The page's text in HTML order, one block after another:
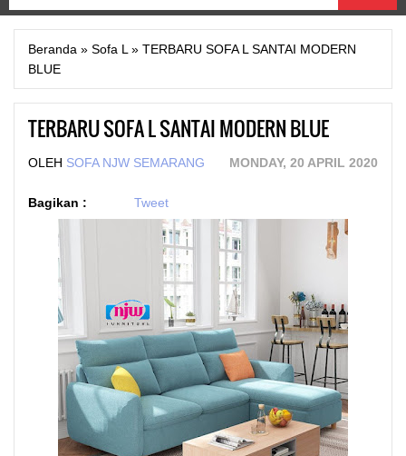
Beranda » Sofa L » TERBARU SOFA L SANTAI MODERN
BLUE
TERBARU SOFA L SANTAI MODERN BLUE
OLEH SOFA NJW SEMARANG MONDAY, 20 APRIL 2020
Bagikan : Tweet